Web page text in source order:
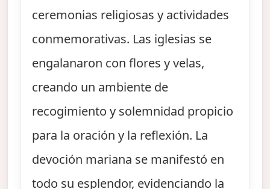
ceremonias religiosas y actividades
conmemorativas. Las iglesias se
engalanaron con flores y velas,
creando un ambiente de
recogimiento y solemnidad propicio
para la oración y la reflexión. La
devoción mariana se manifestó en
todo su esplendor, evidenciando la